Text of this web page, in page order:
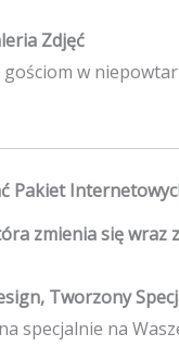
Zdjęć
w
Pakiet
zmienia się wraz
Tworzony
specjalnie na